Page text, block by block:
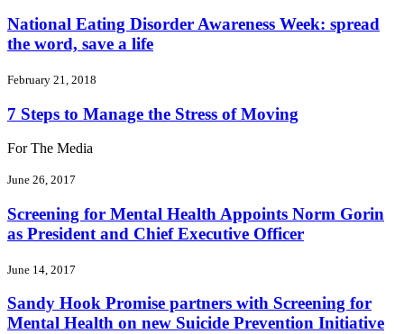
National Eating Disorder Awareness Week: spread
the word, save a life
February 21, 2018
7 Steps to Manage the Stress of Moving
For The Media
June 26, 2017
Screening for Mental Health Appoints Norm Gorin
as President and Chief Executive Officer
June 14, 2017
Sandy Hook Promise partners with Screening for
Mental Health on new Suicide Prevention Initiative